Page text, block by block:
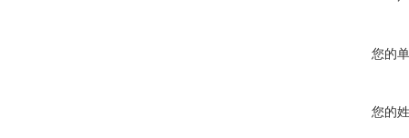
您的
您的